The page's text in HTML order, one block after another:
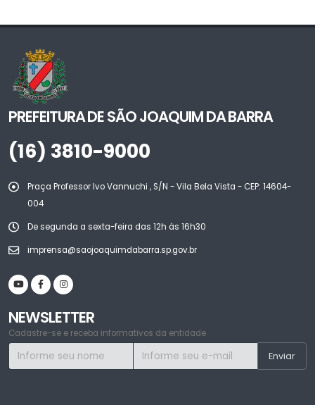
PREFEITURA DE SÃO JOAQUIM DA BARRA
(16) 3810-9000
Praça Professor Ivo Vannuchi , S/N - Vila Bela Vista - CEP: 14604-
004
De segunda a sexta-feira das 12h às 16h30
imprensa@saojoaquimdabarra.sp.gov.br
NEWSLETTER
Cadastre-se e receba informativos da entidade